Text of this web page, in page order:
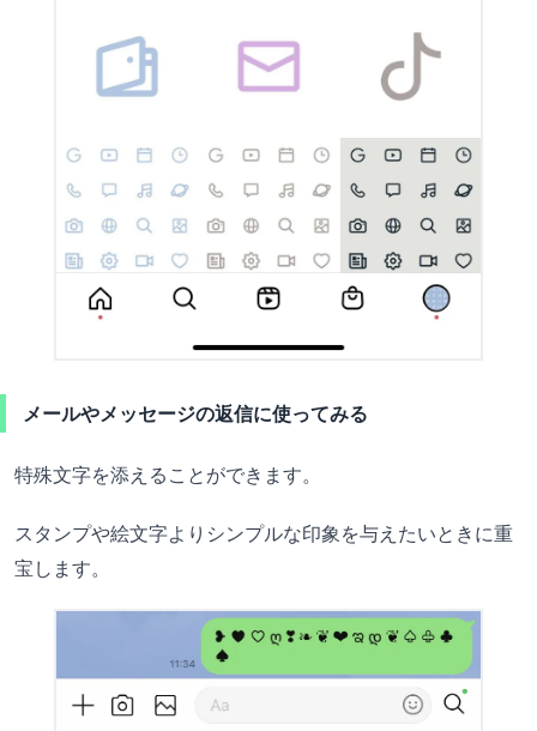
メールやメッセージの返信に使ってみる
特殊文字を添えることができます。
スタンプや絵文字よりシンプルな印象を与えたいときに重
宝します。